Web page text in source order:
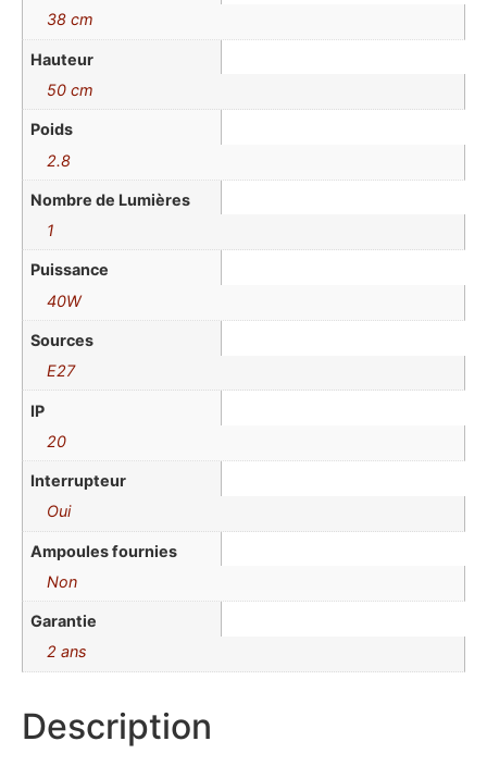
38 cm
Hauteur
50 cm
Poids
2.8
Nombre de Lumières
1
Puissance
40W
Sources
E27
IP
20
Interrupteur
Oui
Ampoules fournies
Non
Garantie
2 ans
Description